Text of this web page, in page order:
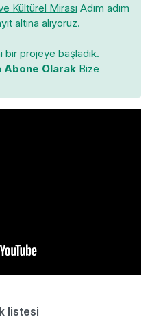
Kültürel Mirası Adım adım
altına alıyoruz.
projeye başladık.
Abone Olarak Bize
listesi